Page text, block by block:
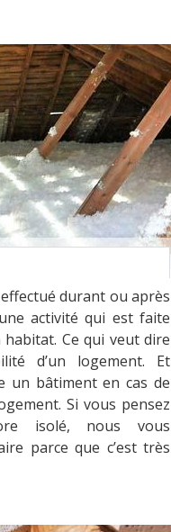
durant ou après
activité qui est faite
Ce qui veut dire
d’un logement. Et
un bâtiment en cas de
Si vous pensez
isolé, nous vous
parce que c’est très